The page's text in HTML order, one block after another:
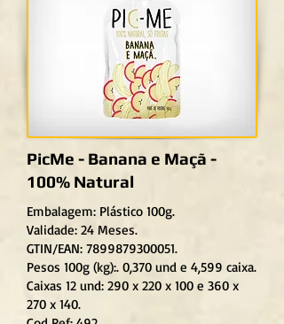
PicMe - Banana e Maçã -
100% Natural
Embalagem: Plástico 100g.
Validade: 24 Meses.
GTIN/EAN: 7899879300051.
Pesos 100g (kg):. 0,370 und e 4,599 caixa.
Caixas 12 und: 290 x 220 x 100 e 360 x
270 x 140.